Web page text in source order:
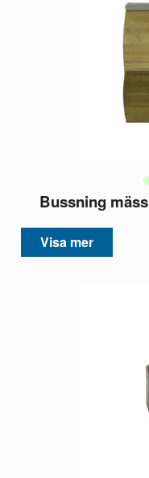
Bussning
Visa mer